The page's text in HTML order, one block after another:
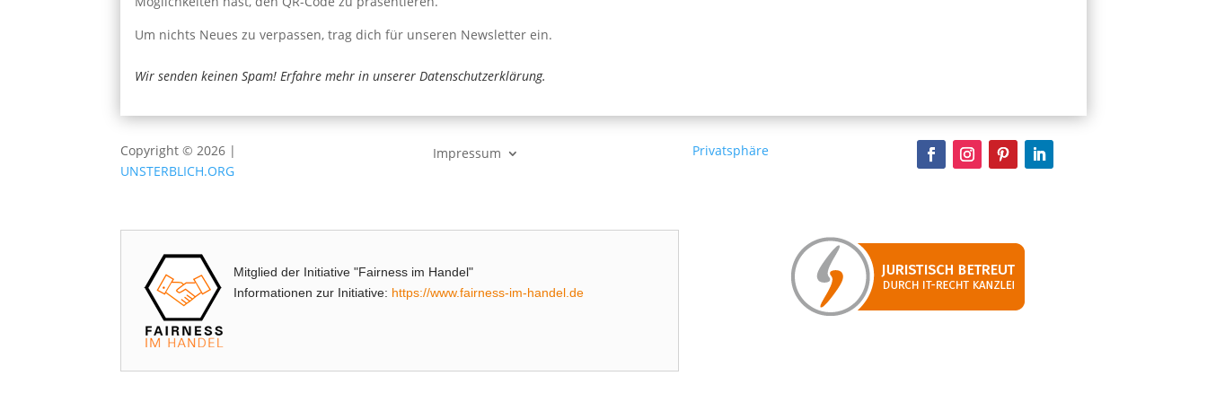
Um nichts Neues zu verpassen, trag dich für unseren Newsletter ein.
Wir senden keinen Spam! Erfahre mehr in unserer Datenschutzerklärung.
Copyright © 2026 |
UNSTERBLICH.ORG
Impressum Privatsphäre
Mitglied der Initiative "Fairness im Handel"
Informationen zur Initiative: https://www.fairness-im-handel.de